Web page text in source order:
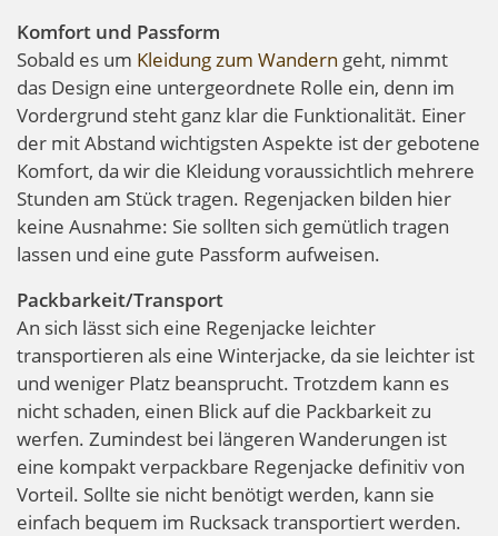
Komfort und Passform
Sobald es um Kleidung zum Wandern geht, nimmt
das Design eine untergeordnete Rolle ein, denn im
Vordergrund steht ganz klar die Funktionalität. Einer
der mit Abstand wichtigsten Aspekte ist der gebotene
Komfort, da wir die Kleidung voraussichtlich mehrere
Stunden am Stück tragen. Regenjacken bilden hier
keine Ausnahme: Sie sollten sich gemütlich tragen
lassen und eine gute Passform aufweisen.
Packbarkeit/Transport
An sich lässt sich eine Regenjacke leichter
transportieren als eine Winterjacke, da sie leichter ist
und weniger Platz beansprucht. Trotzdem kann es
nicht schaden, einen Blick auf die Packbarkeit zu
werfen. Zumindest bei längeren Wanderungen ist
eine kompakt verpackbare Regenjacke definitiv von
Vorteil. Sollte sie nicht benötigt werden, kann sie
einfach bequem im Rucksack transportiert werden.